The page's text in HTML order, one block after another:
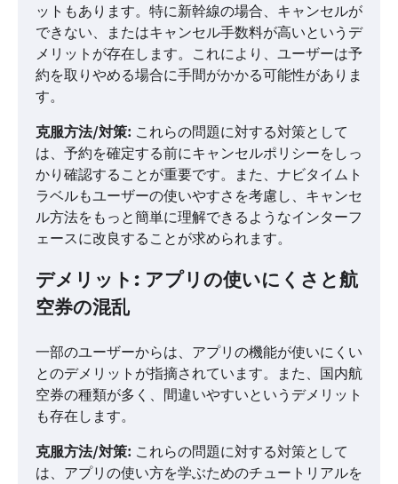
ットもあります。特に新幹線の場合、キャンセルが
できない、またはキャンセル手数料が高いというデ
メリットが存在します。これにより、ユーザーは予
約を取りやめる場合に手間がかかる可能性がありま
す。
克服方法/対策: これらの問題に対する対策として
は、予約を確定する前にキャンセルポリシーをしっ
かり確認することが重要です。また、ナビタイムト
ラベルもユーザーの使いやすさを考慮し、キャンセ
ル方法をもっと簡単に理解できるようなインターフ
ェースに改良することが求められます。
デメリット: アプリの使いにくさと航
空券の混乱
一部のユーザーからは、アプリの機能が使いにくい
とのデメリットが指摘されています。また、国内航
空券の種類が多く、間違いやすいというデメリット
も存在します。
克服方法/対策: これらの問題に対する対策として
は、アプリの使い方を学ぶためのチュートリアルを